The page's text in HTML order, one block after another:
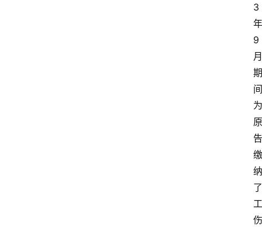
3
年
9
月
期
间
为
原
告
缴
纳
了
工
伤